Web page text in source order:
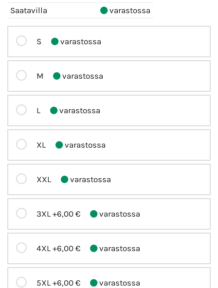
Saatavilla
varastossa
S varastossa
M varastossa
L varastossa
XL varastossa
XXL varastossa
3XL +6,00 € varastossa
4XL +6,00 € varastossa
5XL +6,00 € varastossa